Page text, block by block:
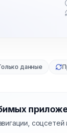
данные
соцсетей